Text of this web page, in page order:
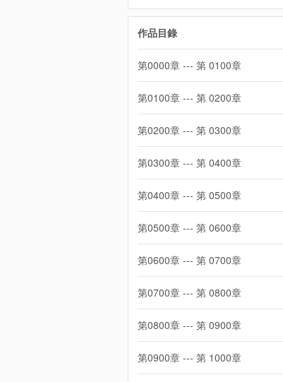
作品目錄
第0000章 --- 第 0100章
第0100章 --- 第 0200章
第0200章 --- 第 0300章
第0300章 --- 第 0400章
第0400章 --- 第 0500章
第0500章 --- 第 0600章
第0600章 --- 第 0700章
第0700章 --- 第 0800章
第0800章 --- 第 0900章
第0900章 --- 第 1000章